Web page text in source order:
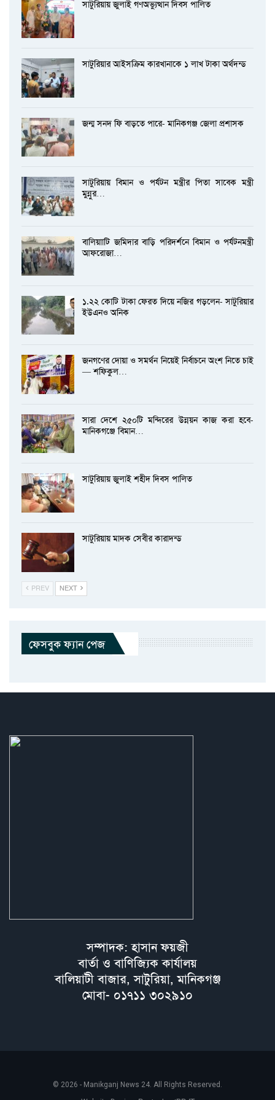
সাটুরিয়ায় জুলাই গণঅভ্যুত্থান দিবস পালিত
সাটুরিয়ার আইসক্রিম কারখানাকে ১ লাখ টাকা অর্থদন্ড
জন্ম সনদ ফি বাড়তে পারে- মানিকগঞ্জ জেলা প্রশাসক
সাটুরিয়ায় বিমান ও পর্যটন মন্ত্রীর পিতা সাবেক মন্ত্রী
মুন্নুর…
বালিয়াাটি জমিদার বাড়ি পরিদর্শনে বিমান ও পর্যটনমন্ত্রী
আফরোজা…
১.২২ কোটি টাকা ফেরত দিয়ে নজির গড়লেন- সাটুরিয়ার
ইউএনও অনিক
জনগণের দোয়া ও সমর্থন নিয়েই নির্বাচনে অংশ নিতে চাই
— শফিকুল…
সারা দেশে ২৫০টি মন্দিরের উন্নয়ন কাজ করা হবে-
মানিকগঞ্জে বিমান…
সাটুরিয়ায় জুলাই শহীদ দিবস পালিত
সাটুরিয়ায় মাদক সেবীর কারাদন্ড
PREV NEXT
ফেসবুক ফ্যান পেজ
সম্পাদক: হাসান ফয়জী
বার্তা ও বাণিজ্যিক কার্যালয়
বালিয়াটী বাজার, সাটুরিয়া, মানিকগঞ্জ
মোবা- ০১৭১১ ৩০২৯১০
© 2026 - Manikganj News 24. All Rights Reserved.